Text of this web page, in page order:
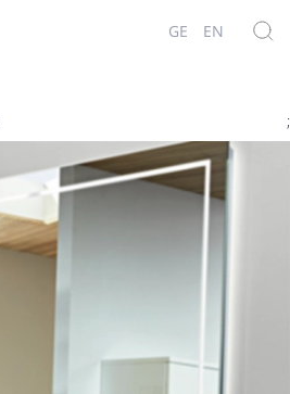
GE EN
;